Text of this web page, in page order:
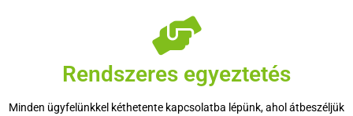
Rendszeres egyeztetés
Minden ügyfelünkkel kéthetente kapcsolatba lépünk, ahol átbeszéljük